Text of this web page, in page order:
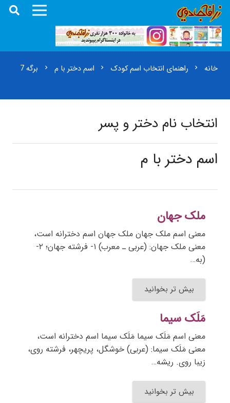
خانه chevron_right راهنمای انتخاب اسم کودک chevron_right اسم دختر با م chevron_right برگه 7
انتخاب نام دختر و پسر
اسم دختر با م
ملک جهان
معنی اسم ملک جهان ملک جهان اسم دخترانه است،
معنی ملک جهان: (عربی ـ معرب) ۱- فرشته جهان؛ ۲-
(به…
بیش تر بخوانید
مَلَک سیما
معنی اسم مَلَک سیما مَلَک سیما اسم دخترانه است،
معنی مَلَک سیما: (عربی) خوشگل، پریچهر، فرشته روی،
زیبا روی. ریشه…
بیش تر بخوانید